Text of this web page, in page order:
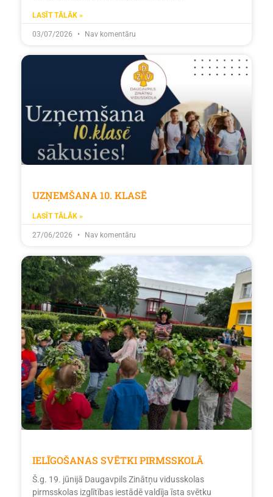
LASĪT TĀLĀK »
03/07/2026 Nav komentāru
UZŅEMŠANA 10. KLASĒ
LASĪT TĀLĀK »
27/06/2026 Nav komentāru
IELĪGOŠANAS SVĒTKI PIRMSSKOLĀ
Š.g. 19. jūnijā Daugavpils Zinātņu vidusskolas
pirmsskolas izglītības iestādē valdīja īsta svētku